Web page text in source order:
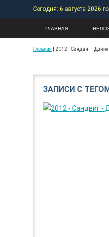
to
Сегодня: 6 августа 2026
ГЛАВНАЯ
Главная 2012 - Сандвиг - Дания
ЗАПИСИ С